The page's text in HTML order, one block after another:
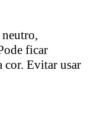
neutro,
ficar
cor. Evitar usar